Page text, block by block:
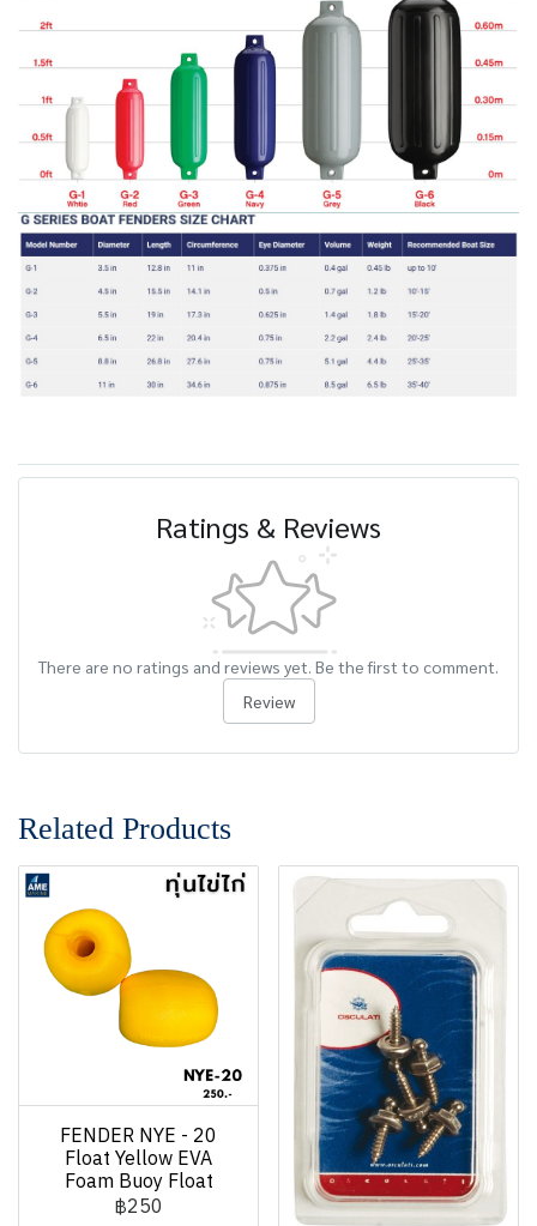
Ratings & Reviews
There are no ratings and reviews yet. Be the first to comment.
Review
Related Products
FENDER NYE - 20
Float Yellow EVA
Foam Buoy Float
฿250